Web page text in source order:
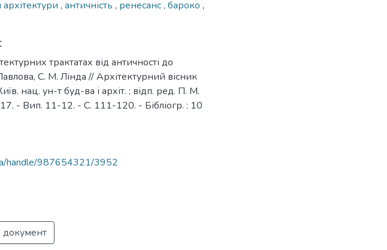
, античність , ренесанс, бароко ,
трактатах від античності до
С. М. Лінда // Архітектурний вісник
нац. ун-т буд-ва і архіт. ; відп. ред. П. М.
- Вип. 11-12. - С. 111-120. - Бібліогр. : 10
handle/987654321/3952
документ